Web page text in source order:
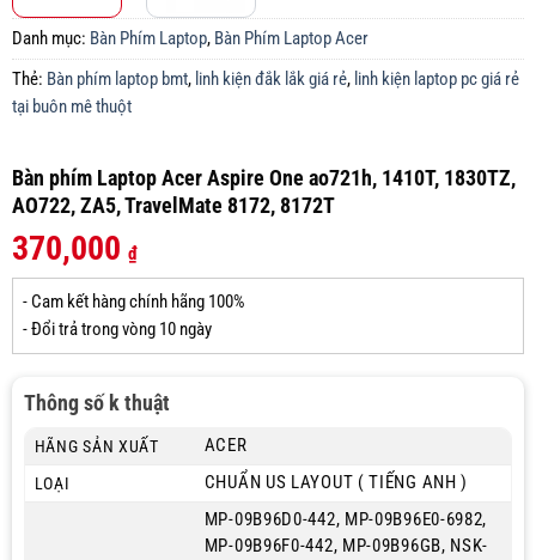
Danh mục: Bàn Phím Laptop, Bàn Phím Laptop Acer
Thẻ: Bàn phím laptop bmt, linh kiện đắk lắk giá rẻ, linh kiện laptop pc giá rẻ
tại buôn mê thuột
Bàn phím Laptop Acer Aspire One ao721h, 1410T, 1830TZ,
AO722, ZA5, TravelMate 8172, 8172T
370,000 ₫
- Cam kết hàng chính hãng 100%
- Đổi trả trong vòng 10 ngày
Thông số k thuật
HÃNG SẢN XUẤT ACER
LOẠI CHUẨN US LAYOUT ( TIẾNG ANH )
MP-09B96D0-442, MP-09B96E0-6982,
MP-09B96F0-442, MP-09B96GB, NSK-